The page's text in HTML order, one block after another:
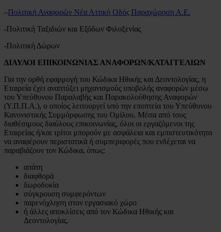
–Πολιτική Αναφορών Νέα Αττική Οδός Παραχώρηση Α.Ε.
-Πολιτική Ταξιδιών και Εξόδων Φιλοξενίας
-Πολιτική Δώρων
ΔΙΑΥΛΟΙ ΕΠΙΚΟΙΝΩΝΙΑΣ ΑΝΑΦΟΡΩΝ/ΚΑΤΑΓΓΕΛΙΩΝ
Για την ορθή εφαρμογή του Κώδικα Ηθικής και Δεοντολογίας, η
Εταιρεία έχει αναπτύξει μηχανισμούς υποβολής αναφορών μέσω
του Υπεύθυνου Παραλαβής και Παρακολούθησης Αναφορών
(Υ.Π.Π.Α.), ο οποίος λειτουργεί υπό την εποπτεία του Υπεύθυνου
Κανονιστικής Συμμόρφωσης του Ομίλου. Μέσα από τους
διαθέσιμους διαύλους επικοινωνίας, όλοι οι εργαζόμενοι της
Εταιρείας ή/και τρίτοι μπορούν με ασφάλεια και εμπιστευτικότητα
να αναφέρουν περιστατικά ή συμπεριφορές που ενδέχεται να
παραβιάζουν τον Κώδικα, όπως:
απάτη
διαφθορά
δωροδοκία
σύγκρουση συμφερόντων
παρενόχληση στον εργασιακό χώρο
ή άλλες αποκλίσεις από τον Κώδικα Ηθικής και
Δεοντολογίας.